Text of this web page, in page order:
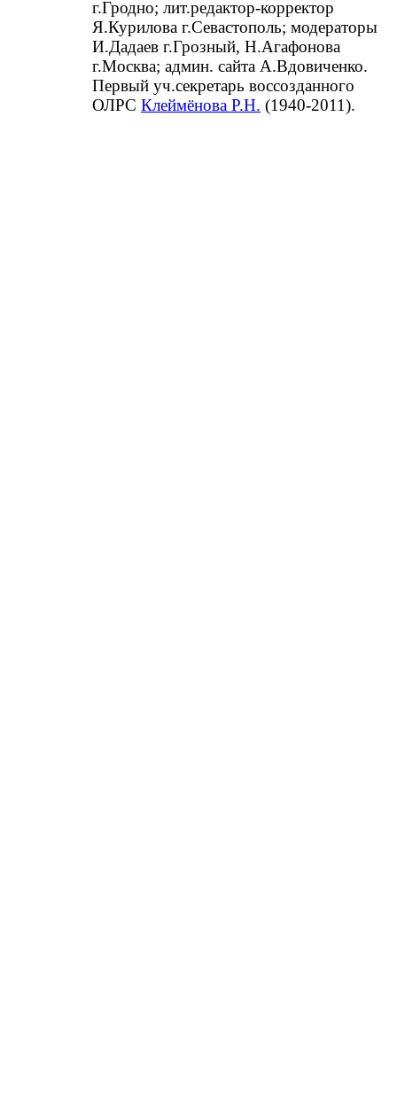
г.Гродно; лит.редактор-корректор
Я.Курилова г.Севастополь; модераторы
И.Дадаев г.Грозный, Н.Агафонова
г.Москва; админ. сайта А.Вдовиченко.
Первый уч.секретарь воссозданного
ОЛРС Клеймёнова Р.Н. (1940-2011).